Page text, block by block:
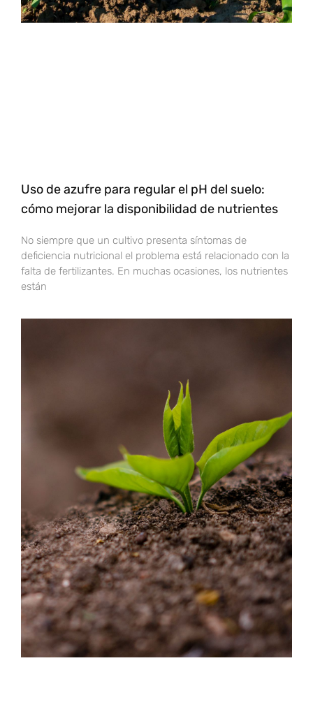
Uso de azufre para regular el pH del suelo:
cómo mejorar la disponibilidad de nutrientes
No siempre que un cultivo presenta síntomas de
deficiencia nutricional el problema está relacionado con la
falta de fertilizantes. En muchas ocasiones, los nutrientes
están